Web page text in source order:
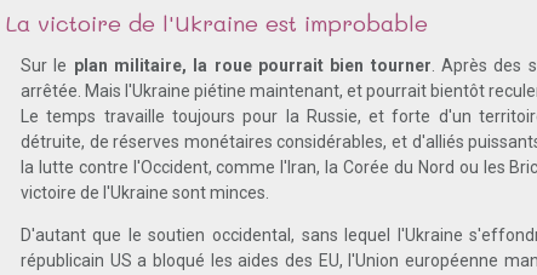
La victoire de l'Ukraine est improbable
Sur le plan militaire, la roue pourrait bien tourner . Après des
arrêtée. Mais l'Ukraine piétine maintenant, et pourrait bientôt
Le temps travaille toujours pour la Russie, et forte d'un
détruite, de réserves monétaires considérables, et d'alliés
la lutte contre l'Occident, comme l'Iran, la Corée du Nord ou les
victoire de l'Ukraine sont minces.
D'autant que le soutien occidental, sans lequel l'Ukraine
républicain US a bloqué les aides des EU, l'Union européenne